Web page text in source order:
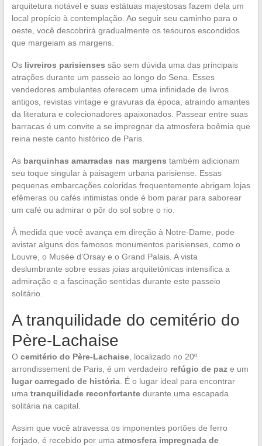
arquitetura notável e suas estátuas majestosas fazem dela um
local propício à contemplação. Ao seguir seu caminho para o
oeste, você descobrirá gradualmente os tesouros escondidos
que margeiam as margens.
Os livreiros parisienses são sem dúvida uma das principais
atrações durante um passeio ao longo do Sena. Esses
vendedores ambulantes oferecem uma infinidade de livros
antigos, revistas vintage e gravuras da época, atraindo amantes
da literatura e colecionadores apaixonados. Passear entre suas
barracas é um convite a se impregnar da atmosfera boêmia que
reina neste canto histórico de Paris.
As barquinhas amarradas nas margens também adicionam
seu toque singular à paisagem urbana parisiense. Essas
pequenas embarcações coloridas frequentemente abrigam lojas
efêmeras ou cafés intimistas onde é bom parar para saborear
um café ou admirar o pôr do sol sobre o rio.
À medida que você avança em direção à Notre-Dame, pode
avistar alguns dos famosos monumentos parisienses, como o
Louvre, o Musée d’Orsay e o Grand Palais. A vista
deslumbrante sobre essas joias arquitetônicas intensifica a
admiração e a fascinação sentidas durante este passeio
solitário.
A tranquilidade do cemitério do
Père-Lachaise
O cemitério do Père-Lachaise, localizado no 20º
arrondissement de Paris, é um verdadeiro refúgio de paze um
lugar carregado de história. É o lugar ideal para encontrar
uma tranquilidade reconfortantedurante uma escapada
solitária na capital.
Assim que você atravessa os imponentes portões de ferro
forjado, é recebido por uma atmosfera impregnada de